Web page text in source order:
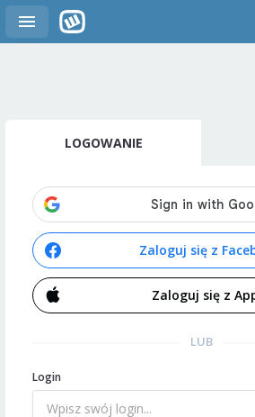
LOGOWANIE
Zaloguj się z
Zaloguj się z
LUB
Login